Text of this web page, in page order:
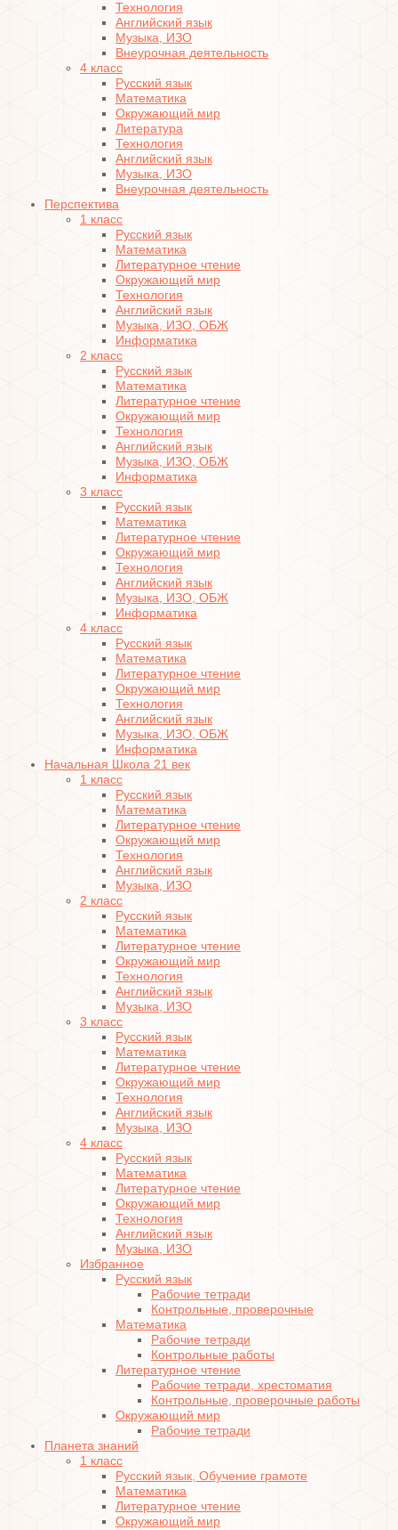
Технология
Английский язык
Музыка, ИЗО
Внеурочная деятельность
4 класс
Русский язык
Математика
Окружающий мир
Литература
Технология
Английский язык
Музыка, ИЗО
Внеурочная деятельность
Перспектива
1 класс
Русский язык
Математика
Литературное чтение
Окружающий мир
Технология
Английский язык
Музыка, ИЗО, ОБЖ
Информатика
2 класс
Русский язык
Математика
Литературное чтение
Окружающий мир
Технология
Английский язык
Музыка, ИЗО, ОБЖ
Информатика
3 класс
Русский язык
Математика
Литературное чтение
Окружающий мир
Технология
Английский язык
Музыка, ИЗО, ОБЖ
Информатика
4 класс
Русский язык
Математика
Литературное чтение
Окружающий мир
Технология
Английский язык
Музыка, ИЗО, ОБЖ
Информатика
Начальная Школа 21 век
1 класс
Русский язык
Математика
Литературное чтение
Окружающий мир
Технология
Английский язык
Музыка, ИЗО
2 класс
Русский язык
Математика
Литературное чтение
Окружающий мир
Технология
Английский язык
Музыка, ИЗО
3 класс
Русский язык
Математика
Литературное чтение
Окружающий мир
Технология
Английский язык
Музыка, ИЗО
4 класс
Русский язык
Математика
Литературное чтение
Окружающий мир
Технология
Английский язык
Музыка, ИЗО
Избранное
Русский язык
Рабочие тетради
Контрольные, проверочные
Математика
Рабочие тетради
Контрольные работы
Литературное чтение
Рабочие тетради, хрестоматия
Контрольные, проверочные работы
Окружающий мир
Рабочие тетради
Планета знаний
1 класс
Русский язык, Обучение грамоте
Математика
Литературное чтение
Окружающий мир